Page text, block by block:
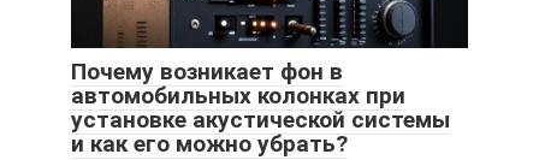
Почему возникает фон в
автомобильных колонках при
установке акустической системы
и как его можно убрать?